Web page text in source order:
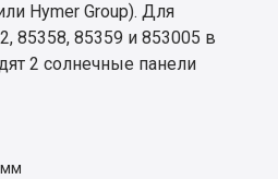
Hymer Group). Для
85358, 85359 и 853005 в
2 солнечные панели
мм